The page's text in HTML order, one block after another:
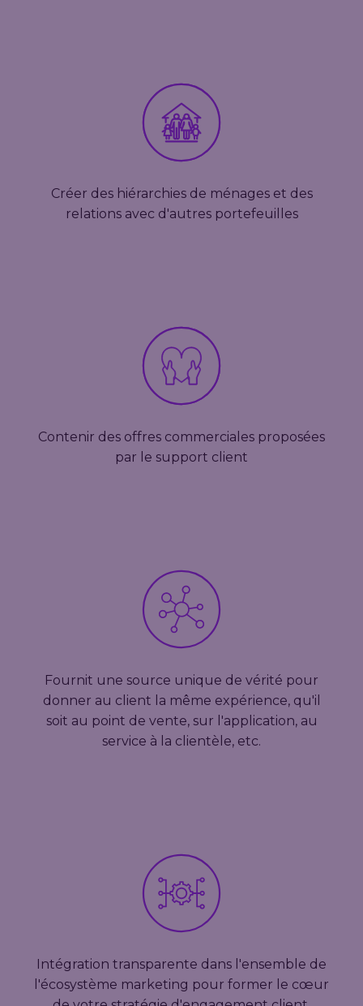
Créer des hiérarchies de ménages et des
relations avec d'autres portefeuilles
Contenir des offres commerciales proposées
par le support client
Fournit une source unique de vérité pour
donner au client la même expérience, qu'il
soit au point de vente, sur l'application, au
service à la clientèle, etc.
Intégration transparente dans l'ensemble de
l'écosystème marketing pour former le cœur